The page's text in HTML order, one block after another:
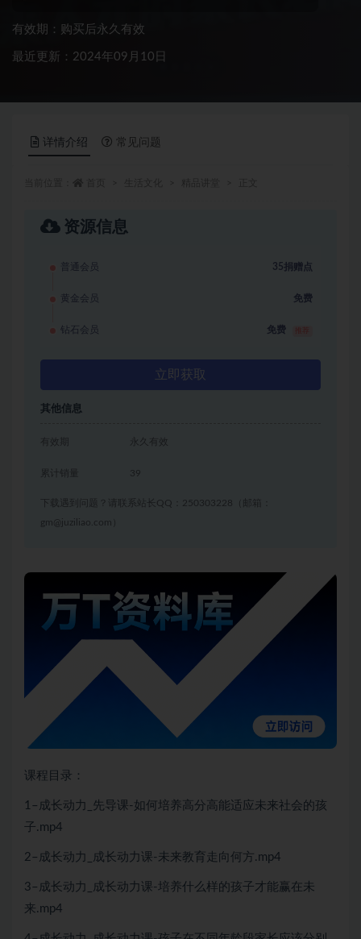
有效期：购买后永久有效
最近更新：2024年09月10日
详情介绍 常见问题
资源信息
普通会员 35捐赠点
黄金会员 免费
钻石会员 免费
立即获取
其他信息
有效期 永久有效
累计销量 39
下载遇到问题？请联系站长QQ：250303228（邮箱：
gm@juziliao.com）
课程目录：
1–成长动力_先导课-如何培养高分高能适应未来社会的孩
子.mp4
2–成长动力_成长动力课-未来教育走向何方.mp4
3–成长动力_成长动力课-培养什么样的孩子才能赢在未
来.mp4